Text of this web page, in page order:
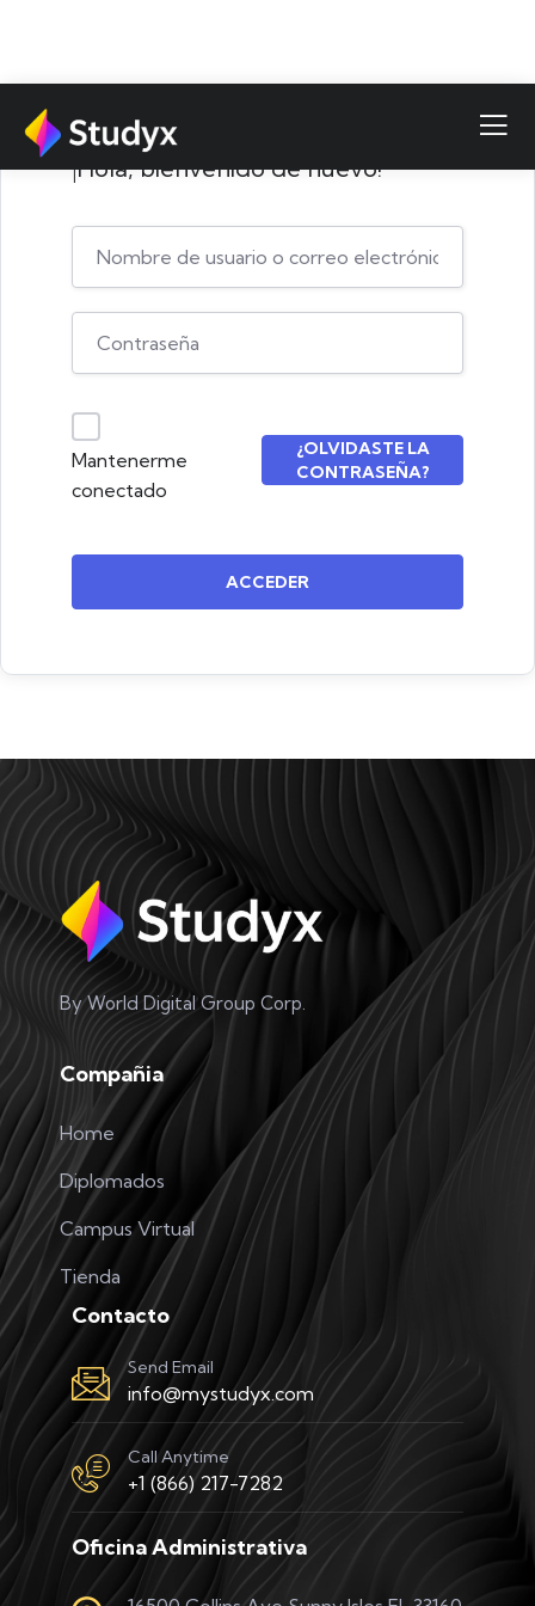
¡Hola, bienvenido de nuevo!
Mantenerme
conectado
¿OLVIDASTE LA
CONTRASEÑA?
ACCEDER
By World Digital Group Corp.
Compañia
Home
Diplomados
Campus Virtual
Tienda
Contacto
Send Email
info@mystudyx.com
Call Anytime
+1 (866) 217-7282
Oficina Administrativa